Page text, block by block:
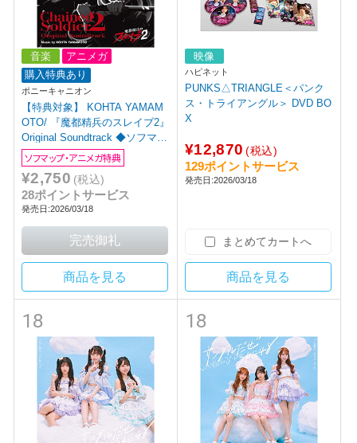
音楽
アニメガ
購入特典あり
ポニーキャニオン
【特典対象】 KOHTA YAMAM
OTO/ 『魔都精兵のスレイブ2』
Original Soundtrack ◆ソフマッ
プ・アニメガ特典「アクリルコ
ースター(76mm)」
ソフマップ・アニメガ特典
¥2,750 (税込)
28ポイントサービス
発売日:2026/03/18
商品を見る
映像
ハピネット
PUNKS△TRIANGLE＜パンク
ス・トライアングル＞ DVD BO
X
¥12,870 (税込)
129ポイントサービス
発売日:2026/03/18
まとめてカートへ
商品を見る
18 18